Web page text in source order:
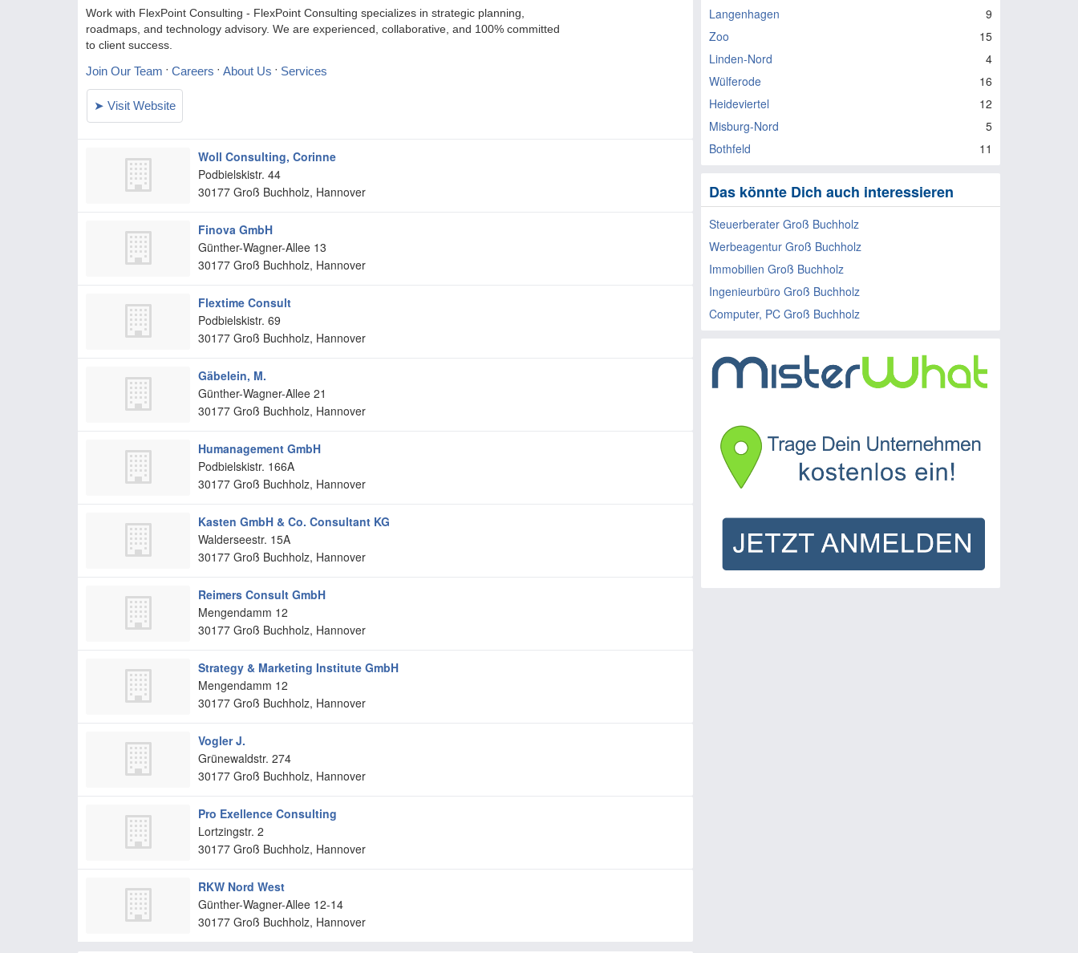
Woll Consulting, Corinne
Podbielskistr. 44
30177 Groß Buchholz, Hannover
Finova GmbH
Günther-Wagner-Allee 13
30177 Groß Buchholz, Hannover
Flextime Consult
Podbielskistr. 69
30177 Groß Buchholz, Hannover
Gäbelein, M.
Günther-Wagner-Allee 21
30177 Groß Buchholz, Hannover
Humanagement GmbH
Podbielskistr. 166A
30177 Groß Buchholz, Hannover
Kasten GmbH & Co. Consultant KG
Walderseestr. 15A
30177 Groß Buchholz, Hannover
Reimers Consult GmbH
Mengendamm 12
30177 Groß Buchholz, Hannover
Strategy & Marketing Institute GmbH
Mengendamm 12
30177 Groß Buchholz, Hannover
Vogler J.
Grünewaldstr. 274
30177 Groß Buchholz, Hannover
Pro Exellence Consulting
Lortzingstr. 2
30177 Groß Buchholz, Hannover
RKW Nord West
Günther-Wagner-Allee 12-14
30177 Groß Buchholz, Hannover
Langenhagen
9
Zoo
15
Linden-Nord
4
Wülferode
16
Heideviertel
12
Misburg-Nord
5
Bothfeld
11
Das könnte Dich auch interessieren
Steuerberater Groß Buchholz
Werbeagentur Groß Buchholz
Immobilien Groß Buchholz
Ingenieurbüro Groß Buchholz
Computer, PC Groß Buchholz